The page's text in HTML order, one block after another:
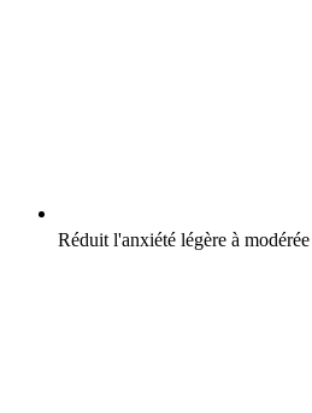
Réduit l'anxiété légère à